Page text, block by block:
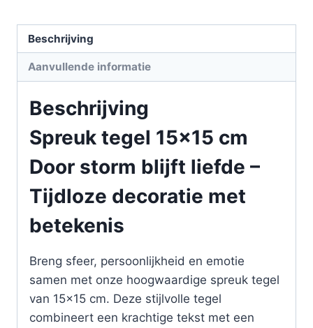
Beschrijving
Aanvullende informatie
Beschrijving
Spreuk tegel 15×15 cm
Door storm blijft liefde –
Tijdloze decoratie met
betekenis
Breng sfeer, persoonlijkheid en emotie
samen met onze hoogwaardige spreuk tegel
van 15×15 cm. Deze stijlvolle tegel
combineert een krachtige tekst met een